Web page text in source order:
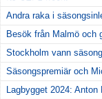
Andra raka i
Besök från Malmö och
Stockholm vann
Säsongspremiär och
Lagbygget 2024: Anton